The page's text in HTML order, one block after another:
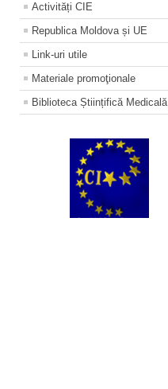
Activități CIE
Republica Moldova și UE
Link-uri utile
Materiale promoţionale
Biblioteca Științifică Medicală